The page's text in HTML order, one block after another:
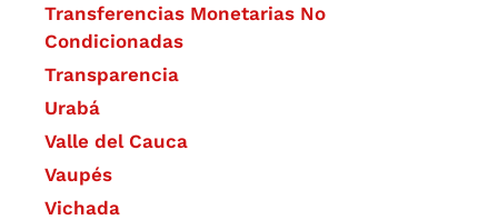
Transferencias Monetarias No
Condicionadas
Transparencia
Urabá
Valle del Cauca
Vaupés
Vichada